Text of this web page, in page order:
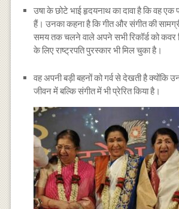
उषा के छोटे भाई हृदयनाथ का दावा है कि वह एक
हैं। उनका कहना है कि गीत और संगीत की
समय तक चलने वाले अपने सभी रिकॉर्ड को कवर
के लिए राष्ट्रपति पुरस्कार भी मिल चुका है।
वह अपनी बड़ी बहनों को गर्व से देखती है क्योंकि
जीवन में बल्कि संगीत में भी प्रेरित किया है।